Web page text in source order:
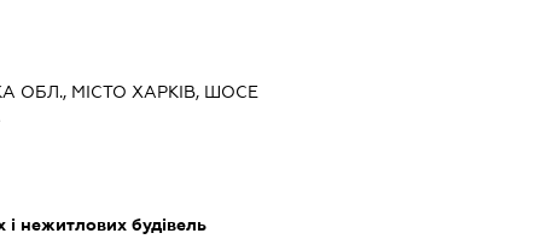
ОБЛ., МІСТО ХАРКІВ, ШОСЕ
і нежитлових будівель